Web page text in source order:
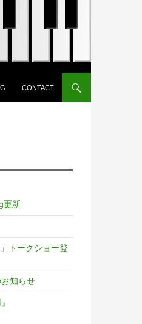
CONTACT
更新
トークショー登
知らせ